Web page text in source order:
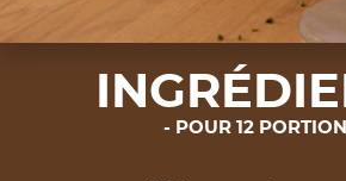
POUR 12